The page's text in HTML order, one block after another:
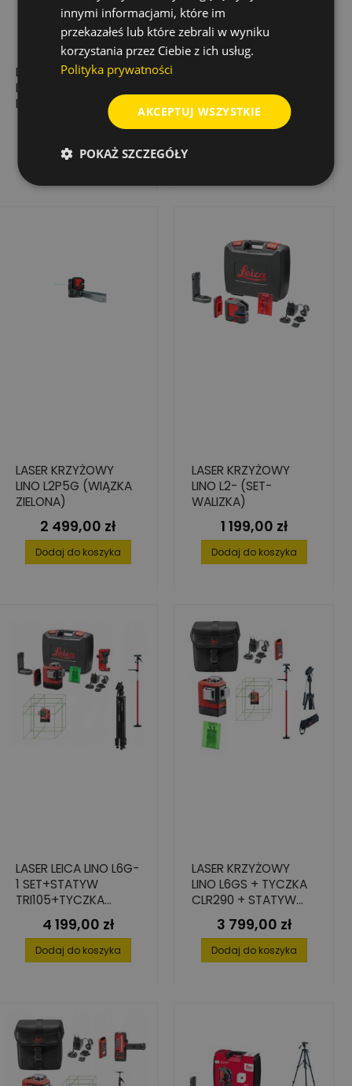
LASER KRZYŻOWY
LEICA ML180 +
DETEKTOR XCR
6 949,00 zł
Dodaj do koszyka
Cena
2 400,00 zł
LASER KRZYŻOWY
LINO L2P5G (WIĄZKA
ZIELONA)
Cena
2 499,00 zł
Dodaj do koszyka
LASER KRZYŻOWY
LINO L2- (SET-
WALIZKA)
Cena
1 199,00 zł
Dodaj do koszyka
LASER LEICA LINO L6G-
1 SET+STATYW
TRI105+TYCZKA
CLR290Cena
4 199,00 zł
Dodaj do koszyka
LASER KRZYŻOWY
LINO L6GS + TYCZKA
CLR290 + STATYW
TRI105Cena
3 799,00 zł
Dodaj do koszyka
innymi informacjami, które im
przekazałeś lub które zebrali w wyniku
korzystania przez Ciebie z ich usług.
Polityka prywatności
AKCEPTUJ WSZYSTKIE
POKAŻ SZCZEGÓŁY